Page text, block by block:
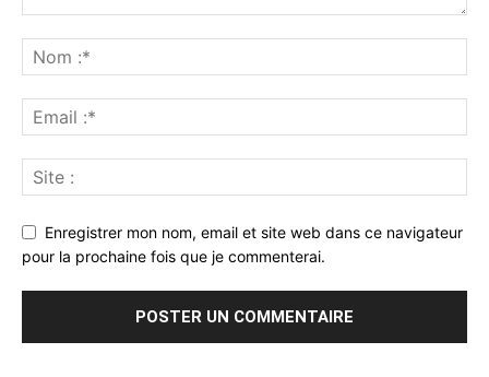
Enregistrer mon nom, email et site web dans ce navigateur
pour la prochaine fois que je commenterai.